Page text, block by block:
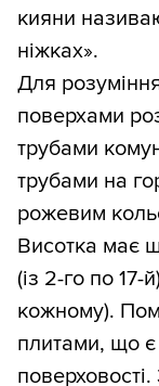
кияни
ніжках».
Для
поверхами
трубами
трубами на
рожевим
Висотка має
(із 2-го по 17-
кожному).
плитами, що є